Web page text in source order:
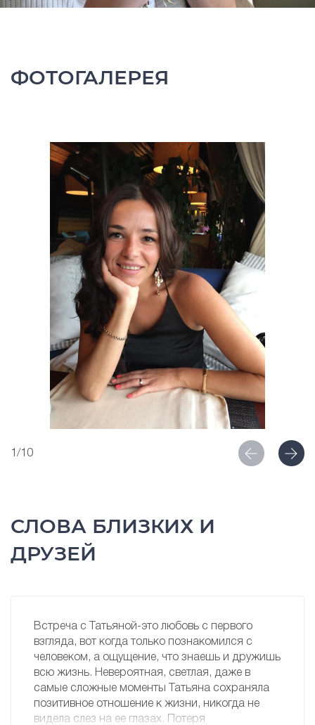
ФОТОГАЛЕРЕЯ
1/10
СЛОВА БЛИЗКИХ И
ДРУЗЕЙ
Встреча с Татьяной-это любовь с первого
взгляда, вот когда только познакомился с
человеком, а ощущение, что знаешь и дружишь
всю жизнь. Невероятная, светлая, даже в
самые сложные моменты Татьяна сохраняла
позитивное отношение к жизни, никогда не
видела слез на ее глазах. Потеря